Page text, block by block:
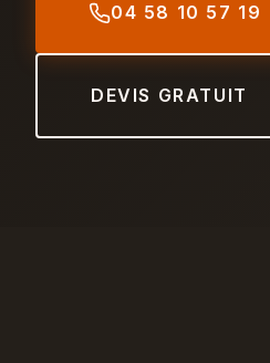
04 58 10 57 19
DEVIS GRATUIT